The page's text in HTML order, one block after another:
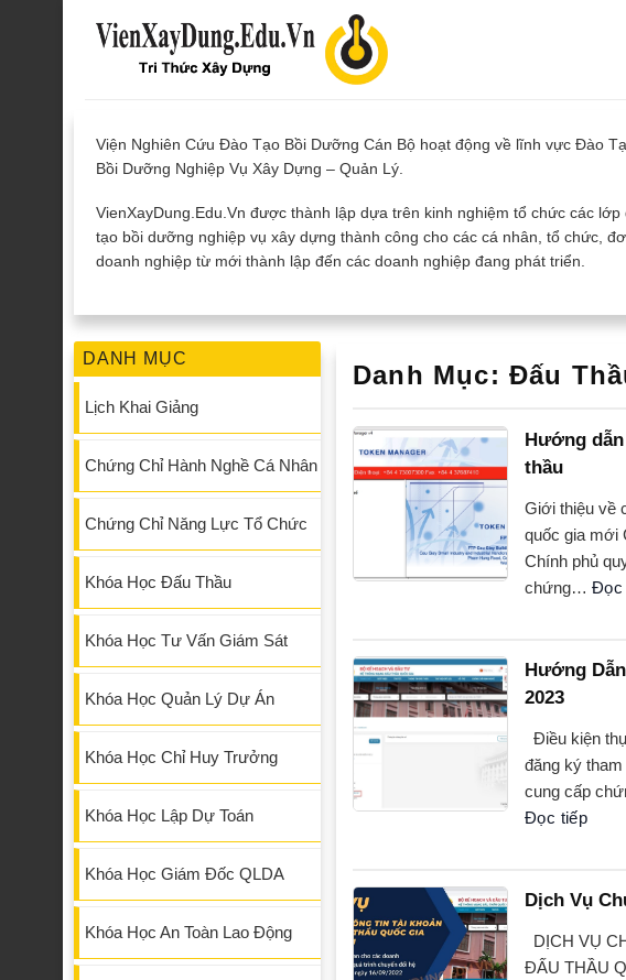
Viện Nghiên Cứu Đào Tạo Bồi Dưỡng Cán Bộ hoạt động về lĩnh vực Đào
Bồi Dưỡng Nghiệp Vụ Xây Dựng – Quản Lý.
VienXayDung.Edu.Vn được thành lập dựa trên kinh nghiệm tổ chức các lớp
tạo bồi dưỡng nghiệp vụ xây dựng thành công cho các cá nhân, tổ chức,
doanh nghiệp từ mới thành lập đến các doanh nghiệp đang phát triển.
DANH MỤC
Lịch Khai Giảng
Chứng Chỉ Hành Nghề Cá Nhân
Chứng Chỉ Năng Lực Tổ Chức
Khóa Học Đấu Thầu
Khóa Học Tư Vấn Giám Sát
Khóa Học Quản Lý Dự Án
Khóa Học Chỉ Huy Trưởng
Khóa Học Lập Dự Toán
Khóa Học Giám Đốc QLDA
Khóa Học An Toàn Lao Động
Danh Mục: Đấu
Hướng
thầu
Giới thiệu về
quốc gia mới
Chính phủ
chứng… Đọc
Hướng
2023
Điều kiện
đăng ký
cung cấp
Đọc tiếp
Dịch Vụ
DỊCH VỤ
ĐẤU THẦU